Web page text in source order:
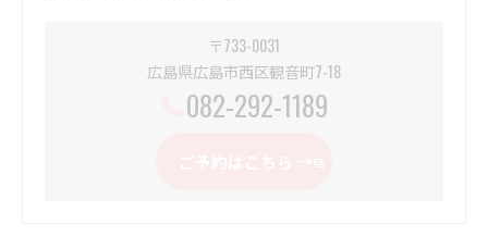
〒733-0031
広島県広島市西区観音町7-18
082-292-1189